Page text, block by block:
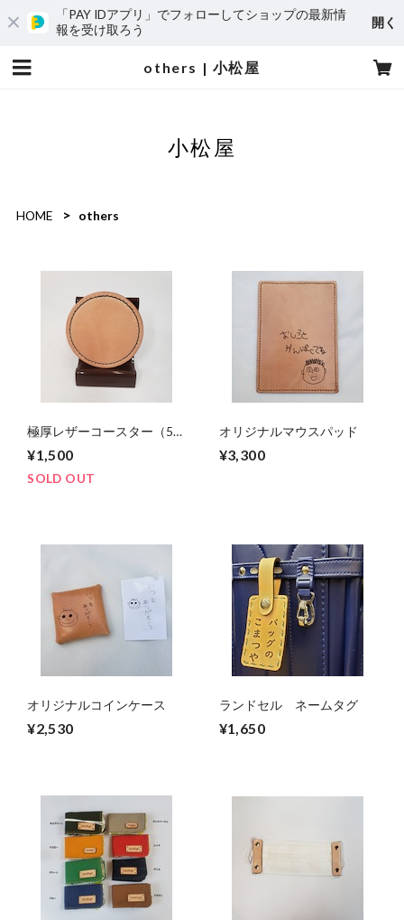
「PAY IDアプリ」でフォローしてショップの最新情
報を受け取ろう
開く
others | 小松屋
小松屋
HOME others
極厚レザーコースター（5
¥1,500
SOLD OUT
オリジナルマウスパッド
¥3,300
オリジナルコインケース
¥2,530
ランドセル ネームタグ
¥1,650